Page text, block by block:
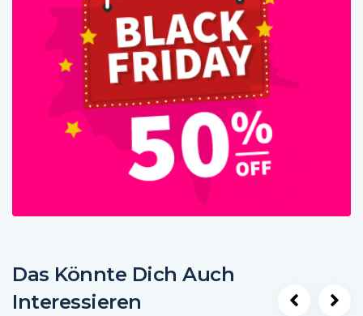
Das Könnte Dich Auch
Interessieren